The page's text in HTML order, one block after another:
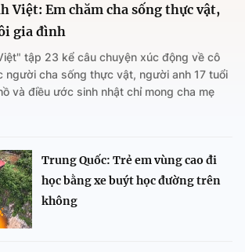
Việt: Em chăm cha sống thực vật,
gia đình
tập 23 kể câu chuyện xúc động về cô
người cha sống thực vật, người anh 17 tuổi
và điều ước sinh nhật chỉ mong cha mẹ
Trung Quốc: Trẻ em vùng cao đi
học bằng xe buýt học đường trên
không